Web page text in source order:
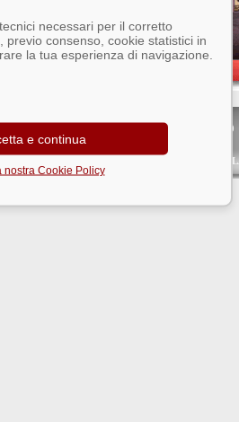
IVA 04563861006 • Iscr. AEE n° IT09060000006100
ai soli commercianti del settore
R.&.T.T.E. 1999/5/CE DECRETO
necessari per il corretto
previo consenso, cookie statistici in
la tua esperienza di navigazione.
e continua
nostra Cookie Policy